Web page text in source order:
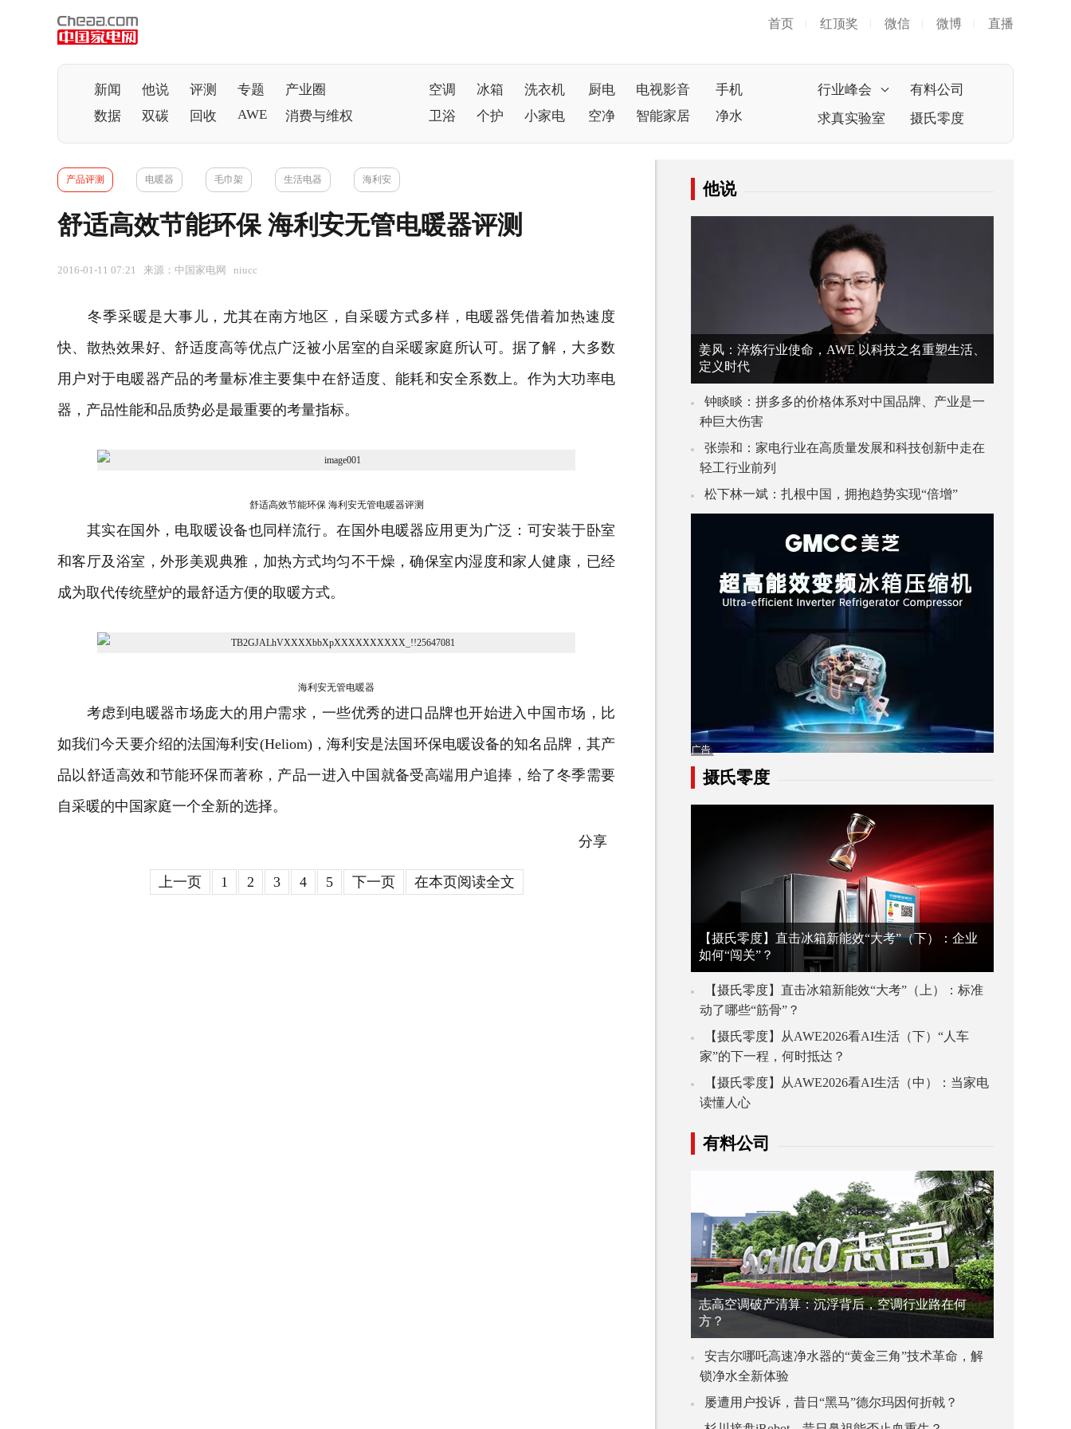
首页 红顶奖 微信 微博 直播
新闻 他说 评测 专题
产业圈
数据
双碳 回收 AWE 消费与维权
空调 冰箱 洗衣机 厨电 电视影音
手机
卫浴
个护 小家电 空净 智能家居 净水
行业峰会
有料公司
求真实验室
摄氏零度
产品评测 电暖器 毛巾架 生活电器 海利安
舒适高效节能环保 海利安无管电暖器评测
2016-01-11 07:21 来源：中国家电网 niucc
冬季采暖是大事儿，尤其在南方地区，自采暖方式多样，电暖器凭借着加热速度
快、散热效果好、舒适度高等优点广泛被小居室的自采暖家庭所认可。据了解，大多数
用户对于电暖器产品的考量标准主要集中在舒适度、能耗和安全系数上。作为大功率电
器 ，产品性能和品质势必是最重要的考量指标。
舒适高效节能环保 海利安无管电暖器评测
其实在国外，电取暖设备也同样流行。在国外电暖器应用更为广泛：可安装于卧室
和客厅及浴室，外形美观典雅，加热方式均匀不干燥，确保室内湿度和家人健康，已经
成为取代传统壁炉的最舒适方便的取暖方式。
海利安无管电暖器
考虑到电暖器市场庞大的用户需求，一些优秀的进口品牌也开始进入中国市场，比
如我们今天要介绍的法国海利安(Heliom)，海利安是法国环保电暖设备的知名品牌，其产
品以舒适高效和节能环保而著称，产品一进入中国就备受高端用户追捧，给了冬季需要
自采暖的中国家庭一个全新的选择。
分享
上一页 1 2 3 4 5 下一页 在本页阅读全文
他说
姜风：淬炼行业使命，AWE 以科技之名重塑生活、
定义时代
钟睒睒：拼多多的价格体系对中国品牌、产业是一
种巨大伤害
张崇和：家电行业在高质量发展和科技创新中走在
轻工行业前列
松下林一斌：扎根中国，拥抱趋势实现“倍增”
摄氏零度
【摄氏零度】直击冰箱新能效“大考”（下）：企业
如何“闯关”？
【摄氏零度】直击冰箱新能效“大考”（上）：标准
动了哪些“筋骨”？
【摄氏零度】从AWE2026看AI生活（下）“人车
家”的下一程，何时抵达？
【摄氏零度】从AWE2026看AI生活（中）：当家电
读懂人心
有料公司
志高空调破产清算：沉浮背后，空调行业路在何
方？
安吉尔哪吒高速净水器的“黄金三角”技术革命，解
锁净水全新体验
屡遭用户投诉，昔日“黑马”德尔玛因何折戟？